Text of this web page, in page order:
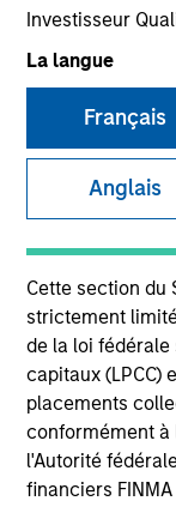
Investisseur
La langue
Français
Anglais
Cette section du
strictement
de la loi
capitaux (LPCC)
placements
conformément à
l'Autorité
financiers
Technology
Invested on
Mar 2025